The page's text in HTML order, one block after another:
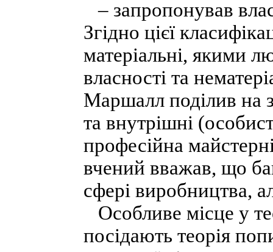
– запропонував
Згідно цієї
матеріальні, якими
власності та
Маршалл поділив на
та внутрішні
професійна
вчений вважав, що
сфері виробництва,
Особливе місце у
посідають теорія